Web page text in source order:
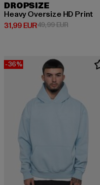
DROPSIZE
Heavy Oversize HD Print
31,99 EUR
Prix courant: 31,99 EUR
49,99 EURPrix en
-36%